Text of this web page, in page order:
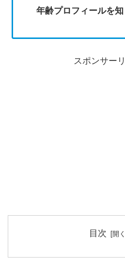
年齢プロフィールを知
スポンサー
目次